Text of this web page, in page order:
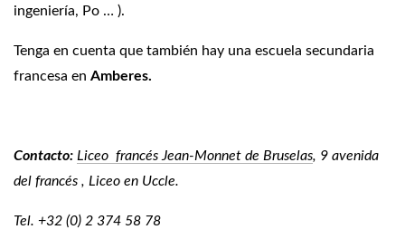
ingeniería, Po … ).
Tenga en cuenta que también hay una escuela secundaria
francesa en Amberes.
Contacto: Liceo francés Jean-Monnet de Bruselas, 9 avenida
del francés , Liceo en Uccle.
Tel. +32 (0) 2 374 58 78